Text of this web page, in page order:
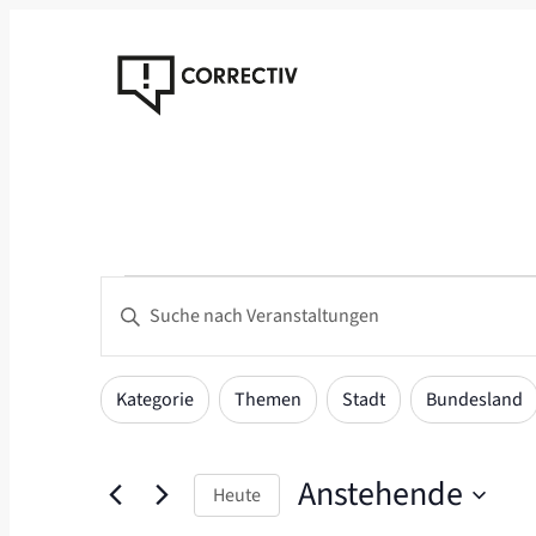
Veranstaltungen
Veranstaltungen
Suche
und
Ansichten,
Navigation
Bitte
eingeben.
Suche
nach
Schlüsselwort.
Filter
Das
Ändern
Formular-
Eingabefelder
Kategorie Themen Stadt Bundesland
Heute Anstehende